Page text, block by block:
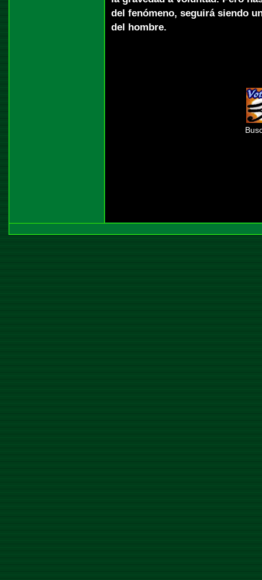
del fenómeno, seguirá siendo
del hombre.